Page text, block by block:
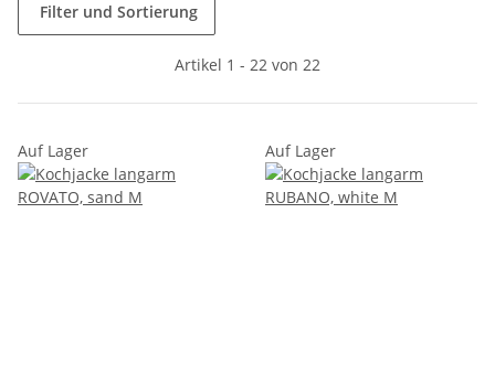
Filter und Sortierung
Artikel 1 - 22 von 22
Auf Lager Auf Lager